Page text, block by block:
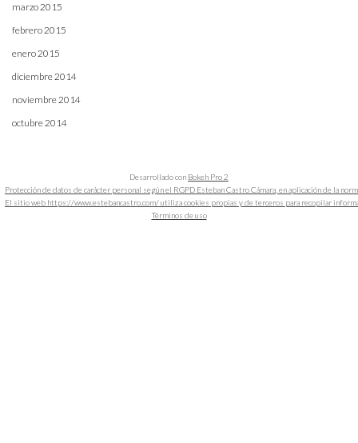
marzo 2015
febrero 2015
enero 2015
diciembre 2014
noviembre 2014
octubre 2014
Desarrollado con Bokeh Pro 2
Protección de datos de carácter personal según el RGPD Esteban Castro Cámara, en aplicación de la
El sitio web https://www.estebancastro.com/ utiliza cookies propias y de terceros para recopilar
Términos de uso